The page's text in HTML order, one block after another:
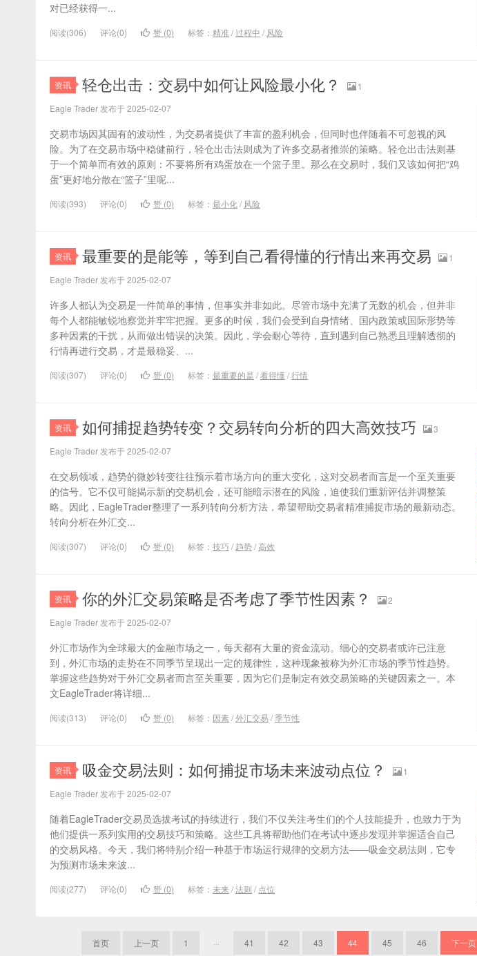
对已经获得一...
阅读(306) 评论(0) 赞 (0) 标签： 精准/过程中 / 风险
资讯 轻仓出击：交易中如何让风险最小化？
1
Eagle Trader 发布于 2025-02-07
交易市场因其固有的波动性，为交易者提供了丰富的盈利机会，但同时也伴随着不可忽视的风
险。为了在交易市场中稳健前行，轻仓出击法则成为了许多交易者推崇的策略。轻仓出击法则基
于一个简单而有效的原则：不要将所有鸡蛋放在一个篮子里。那么在交易时，我们又该如何把“鸡
蛋”更好地分散在“篮子”里呢...
阅读(393) 评论(0) 赞 (0) 标签： 最小化/ 风险
资讯 最重要的是能等，等到自己看得懂的行情出来再交易
1
Eagle Trader 发布于 2025-02-07
许多人都认为交易是一件简单的事情，但事实并非如此。尽管市场中充满了无数的机会，但并非
每个人都能敏锐地察觉并牢牢把握。更多的时候，我们会受到自身情绪、国内政策或国际形势等
多种因素的干扰，从而做出错误的决策。因此，学会耐心等待，直到遇到自己熟悉且理解透彻的
行情再进行交易，才是最稳妥、...
阅读(307) 评论(0) 赞 (0) 标签： 最重要的是 /看得懂/行情
资讯 如何捕捉趋势转变？交易转向分析的四大高效技巧
3
Eagle Trader 发布于 2025-02-07
在交易领域，趋势的微妙转变往往预示着市场方向的重大变化，这对交易者而言是一个至关重要
的信号。它不仅可能揭示新的交易机会，还可能暗示潜在的风险，迫使我们重新评估并调整策
略。因此，EagleTrader整理了一系列转向分析方法，希望帮助交易者精准捕捉市场的最新动态。
转向分析在外汇交...
阅读(307) 评论(0) 赞 (0) 标签： 技巧 / 趋势/高效
资讯 你的外汇交易策略是否考虑了季节性因素？
2
Eagle Trader 发布于 2025-02-07
外汇市场作为全球最大的金融市场之一，每天都有大量的资金流动。细心的交易者或许已注意
到，外汇市场的走势在不同季节呈现出一定的规律性，这种现象被称为外汇市场的季节性趋势。
掌握这些趋势对于外汇交易者而言至关重要，因为它们是制定有效交易策略的关键因素之一。本
文EagleTrader将详细...
阅读(313) 评论(0) 赞 (0) 标签： 因素/外汇交易 /季节性
资讯 吸金交易法则：如何捕捉市场未来波动点位？
1
Eagle Trader 发布于 2025-02-07
随着EagleTrader交易员选拔考试的持续进行，我们不仅关注考生们的个人技能提升，也致力于为
他们提供一系列实用的交易技巧和策略。这些工具将帮助他们在考试中逐步发现并掌握适合自己
的交易风格。今天，我们将特别介绍一种基于市场运行规律的交易方法——吸金交易法则，它专
为预测市场未来波...
阅读(277) 评论(0) 赞 (0) 标签： 未来/法则 / 点位
首页 上一页 1 ··· 41 42 43 44 45 46 下一页